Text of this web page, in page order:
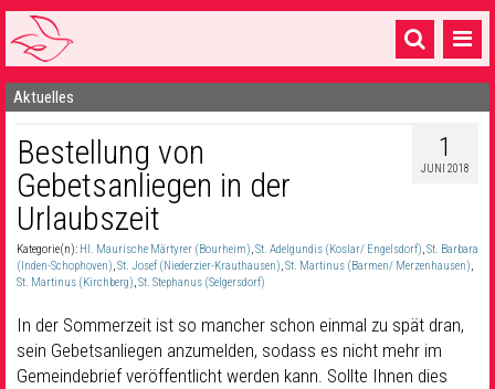
Startseite
1 Pfarrei
16 Gemeinden & mehr
Gottesdienste & Sinnsuche
Sakramente & Feste
Gemeinschaft & Soziales
Musik& Kultur
Aktuelles
1
JUNI 2018
Bestellung von
Gebetsanliegen in der
Urlaubszeit
Kategorie(n): Hl. Maurische Märtyrer (Bourheim),St. Adelgundis (Koslar/ Engelsdorf),St. Barbara
(Inden-Schophoven),St. Josef (Niederzier-Krauthausen),St. Martinus (Barmen/ Merzenhausen),
St. Martinus (Kirchberg),St. Stephanus (Selgersdorf)
In der Sommerzeit ist so mancher schon einmal zu spät dran,
sein Gebetsanliegen anzumelden, sodass es nicht mehr im
Gemeindebrief veröffentlicht werden kann. Sollte Ihnen dies